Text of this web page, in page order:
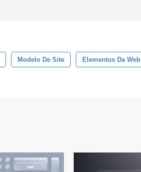
Modelo De Site Elementos Da Web